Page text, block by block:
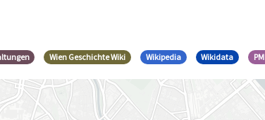
Wien Geschichte Wiki Wikipedia Wikidata